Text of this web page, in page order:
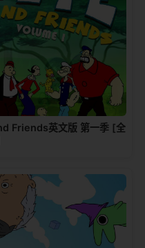
Friends英文版 第一季 [全